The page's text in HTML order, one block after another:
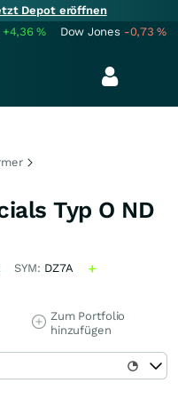
Depot eröffnen
+4,36% Dow Jones -0,73%
Typ O ND
SYM: DZ7A
Zum Portfolio
hinzufügen